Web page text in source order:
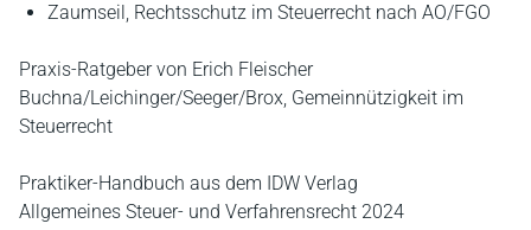
Zaumseil, Rechtsschutz im Steuerrecht nach AO/FGO
Praxis-Ratgeber von Erich Fleischer
Buchna/Leichinger/Seeger/Brox, Gemeinnützigkeit im
Steuerrecht
Praktiker-Handbuch aus dem IDW Verlag
Allgemeines Steuer- und Verfahrensrecht 2024